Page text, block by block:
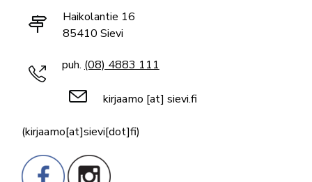
Haikolantie 16
85410 Sievi
puh. (08) 4883 111
kirjaamo [at] sievi.fi
(kirjaamo[at]sievi[dot]fi)